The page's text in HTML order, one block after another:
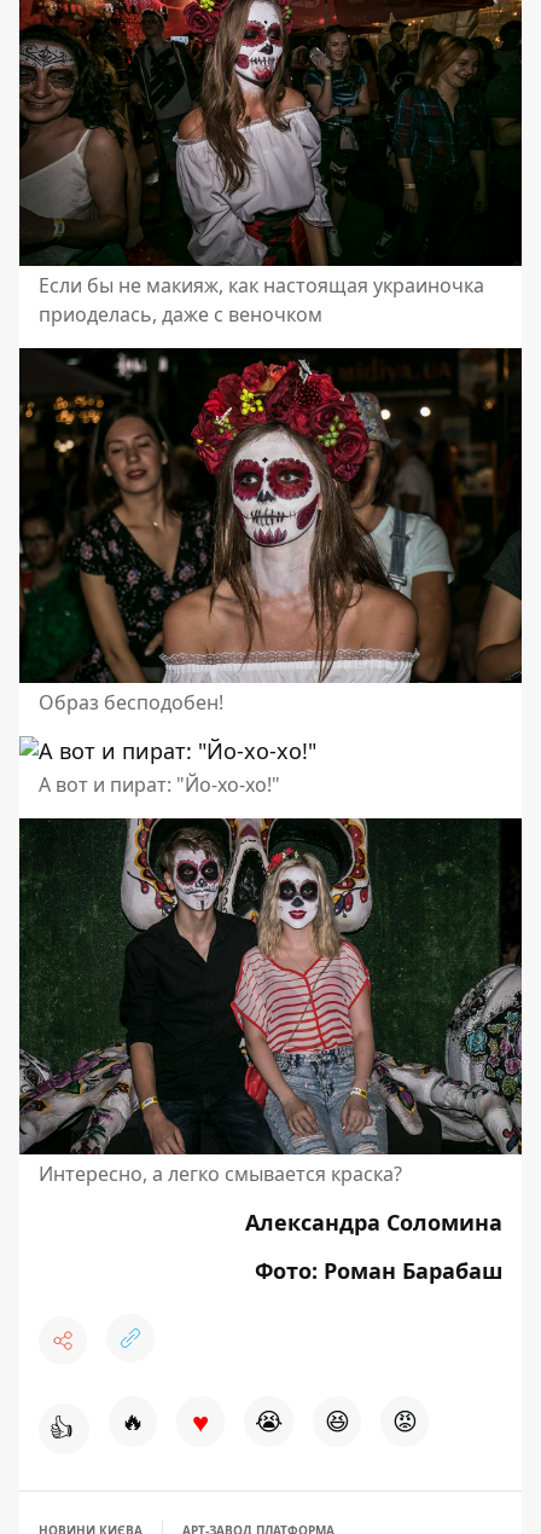
Если бы не макияж, как настоящая украиночка
приоделась, даже с веночком
Образ бесподобен!
А вот и пират: "Йо-хо-хо!"
Интересно, а легко смывается краска?
Александра Соломина
Фото: Роман Барабаш
👍 🔥 ♥ 😭 😆 😡
НОВИНИ КИЄВА АРТ-ЗАВОД ПЛАТФОРМА